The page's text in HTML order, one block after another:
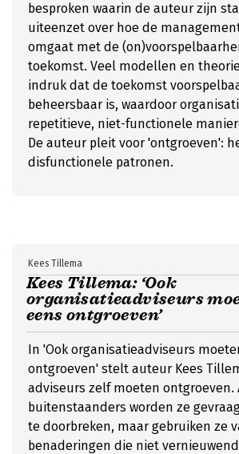
besproken waarin de auteur zijn
uiteenzet over hoe de
omgaat met de
toekomst. Veel modellen en
indruk dat de toekomst
beheersbaar is, waardoor
repetitieve, niet-functionele
De auteur pleit voor 'ontgroeven':
disfunctionele patronen.
Kees Tillema: ‘Ook
organisatieadviseurs
eens ontgroeven’
Kees Tillema
In 'Ook organisatieadviseurs
ontgroeven' stelt auteur Kees
adviseurs zelf moeten ontgroeven.
buitenstaanders worden ze
te doorbreken, maar gebruiken ze
benaderingen die niet